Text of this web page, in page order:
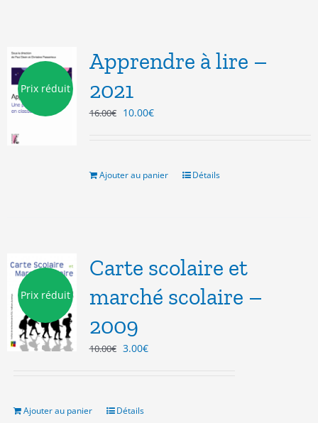
Prix réduit
Apprendre à lire –
2021
16.00€ Le
16.00€.
10.00€Le
10.00€.
Ajouter au panier Détails
Prix réduit
Carte scolaire et
marché scolaire –
2009
10.00€ Le
10.00€.
3.00€Le
Ajouter au panier Détails